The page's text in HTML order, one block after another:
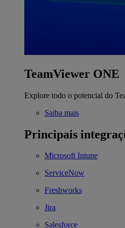
TeamViewer ONE
Explore todo o potencial do
Saiba mais
Principais
Microsoft Intune
ServiceNow
Freshworks
Jira
Salesforce